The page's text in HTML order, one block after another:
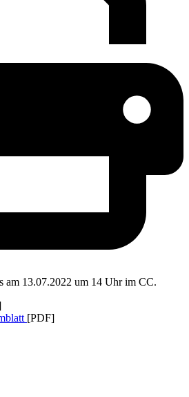
am 13.07.2022 um 14 Uhr im CC.
[PDF]